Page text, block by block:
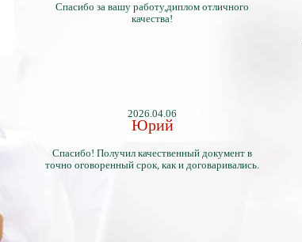
Спасибо за вашу работу,диплом отличного
качества!
2026.04.06
Юрий
Спасибо! Получил качественный документ в
точно оговоренный срок, как и договаривались.